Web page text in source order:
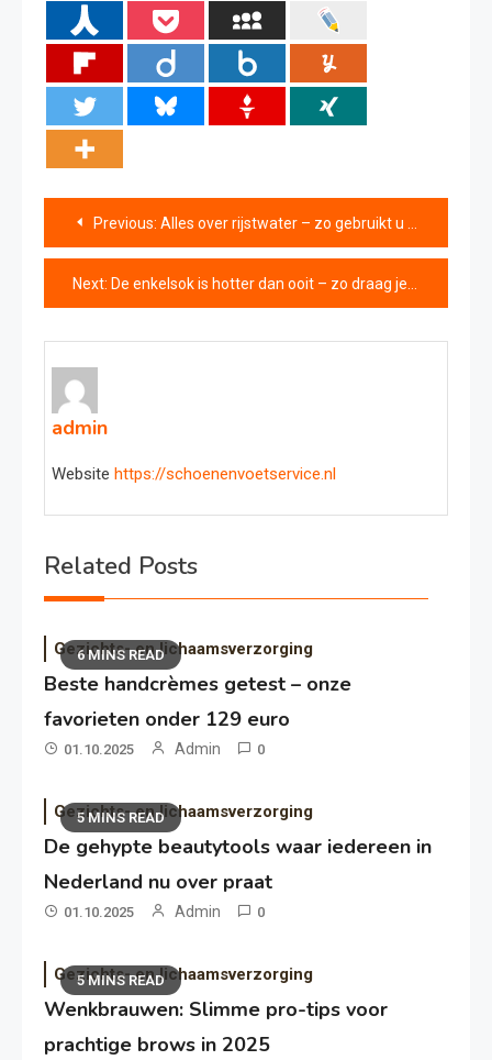
Bericht
navigatie
Previous: Alles over rijstwater – zo gebruikt u het voor gezond haar
Next: De enkelsok is hotter dan ooit – zo draag je hem in 2025
admin
Website https://schoenenvoetservice.nl
Related Posts
6 MINS READ
Gezichts- en lichaamsverzorging
Beste handcrèmes getest – onze
favorieten onder 129 euro
01.10.2025 Admin 0
5 MINS READ
Gezichts- en lichaamsverzorging
De gehypte beautytools waar iedereen in
Nederland nu over praat
01.10.2025 Admin 0
5 MINS READ
Gezichts- en lichaamsverzorging
Wenkbrauwen: Slimme pro-tips voor
prachtige brows in 2025